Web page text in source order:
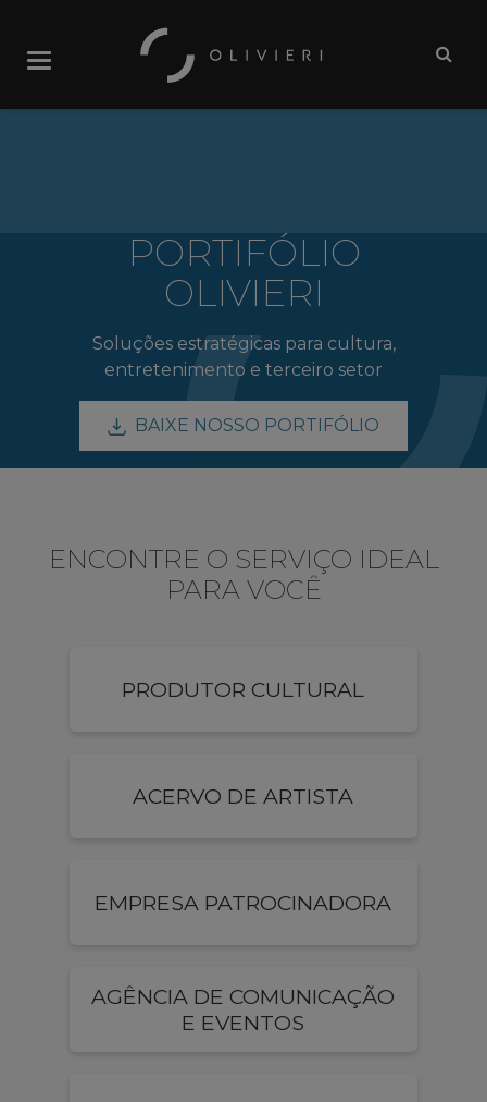
PORTIFÓLIO
OLIVIERI
Soluções estratégicas para cultura,
entretenimento e terceiro setor
BAIXE NOSSO PORTIFÓLIO
ENCONTRE O SERVIÇO IDEAL
PARA VOCÊ
PRODUTOR CULTURAL
ACERVO DE ARTISTA
EMPRESA PATROCINADORA
AGÊNCIA DE COMUNICAÇÃO
E EVENTOS